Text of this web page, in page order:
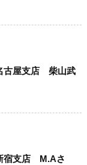
古屋支店 柴山武
宿支店 M.Aさ